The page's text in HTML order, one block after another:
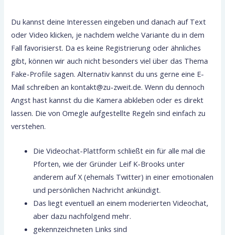
Du kannst deine Interessen eingeben und danach auf Text
oder Video klicken, je nachdem welche Variante du in dem
Fall favorisierst. Da es keine Registrierung oder ähnliches
gibt, können wir auch nicht besonders viel über das Thema
Fake-Profile sagen. Alternativ kannst du uns gerne eine E-
Mail schreiben an kontakt@zu-zweit.de. Wenn du dennoch
Angst hast kannst du die Kamera abkleben oder es direkt
lassen. Die von Omegle aufgestellte Regeln sind einfach zu
verstehen.
Die Videochat-Plattform schließt ein für alle mal die
Pforten, wie der Gründer Leif K-Brooks unter
anderem auf X (ehemals Twitter) in einer emotionalen
und persönlichen Nachricht ankündigt.
Das liegt eventuell an einem moderierten Videochat,
aber dazu nachfolgend mehr.
gekennzeichneten Links sind